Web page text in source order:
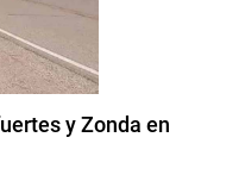
y Zonda en